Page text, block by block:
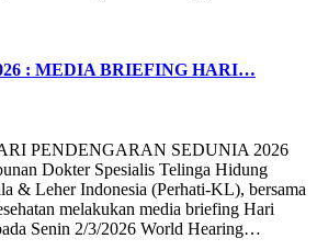
: MEDIA BRIEFING HARI…
PENDENGARAN SEDUNIA 2026
Dokter Spesialis Telinga Hidung
& Leher Indonesia (Perhati-KL), bersama
melakukan media briefing Hari
Senin 2/3/2026 World Hearing…